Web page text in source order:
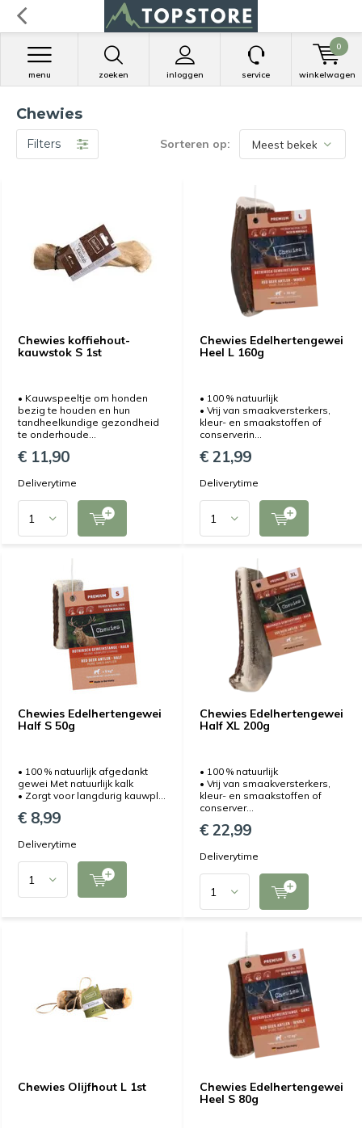
zoeken inloggen
menu service winkelwagen
0
Chewies
Filters Sorteren op:
Chewies koffiehout-
kauwstok S 1st
• Kauwspeeltje om honden
bezig te houden en hun
tandheelkundige gezondheid
te onderhoude...
€ 11,90
Deliverytime
Chewies Edelhertengewei
Heel L 160g
• 100 % natuurlijk
• Vrij van smaakversterkers,
kleur- en smaakstoffen of
conserverin...
€ 21,99
Deliverytime
Chewies Edelhertengewei
Half S 50g
• 100 % natuurlijk afgedankt
gewei Met natuurlijk kalk
• Zorgt voor langdurig kauwpl...
€ 8,99
Deliverytime
Chewies Edelhertengewei
Half XL 200g
• 100 % natuurlijk
• Vrij van smaakversterkers,
kleur- en smaakstoffen of
conserver...
€ 22,99
Deliverytime
Chewies Olijfhout L 1st
Chewies Edelhertengewei
Heel S 80g